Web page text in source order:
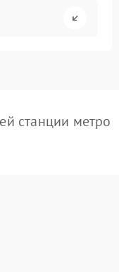
станции метро